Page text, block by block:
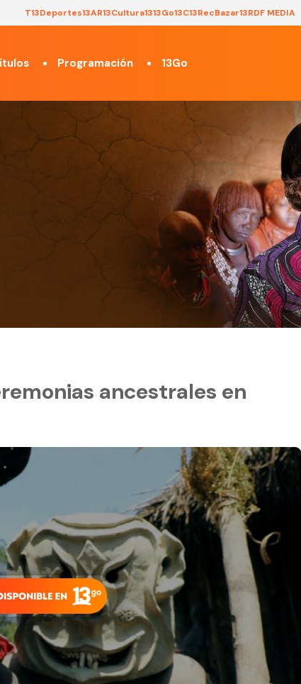
T13Deportes13AR13Cultura1313Go13C13RecBazar13RDF MEDIA
Programación 13Go
ancestrales en